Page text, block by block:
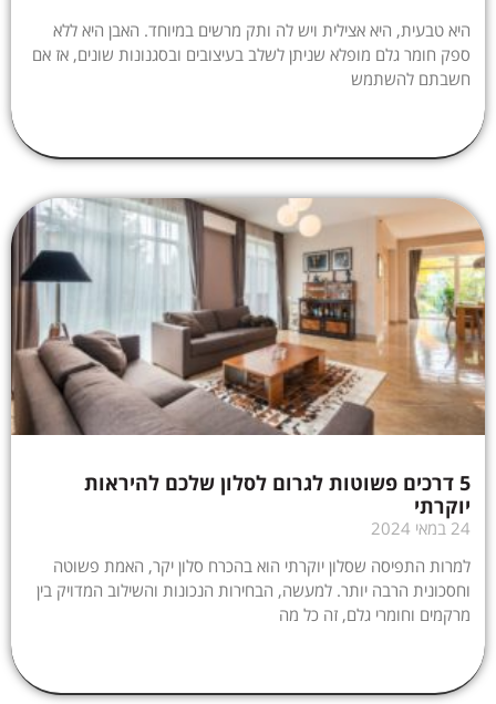
היא טבעית, היא אצילית ויש לה ותק מרשים במיוחד. האבן היא ללא
ספק חומר גלם מופלא שניתן לשלב בעיצובים ובסגנונות שונים, אז אם
חשבתם להשתמש
5 דרכים פשוטות לגרום לסלון שלכם להיראות
יוקרתי
24 במאי 2024
למרות התפיסה שסלון יוקרתי הוא בהכרח סלון יקר, האמת פשוטה
וחסכונית הרבה יותר. למעשה, הבחירות הנכונות והשילוב המדויק בין
מרקמים וחומרי גלם, זה כל מה